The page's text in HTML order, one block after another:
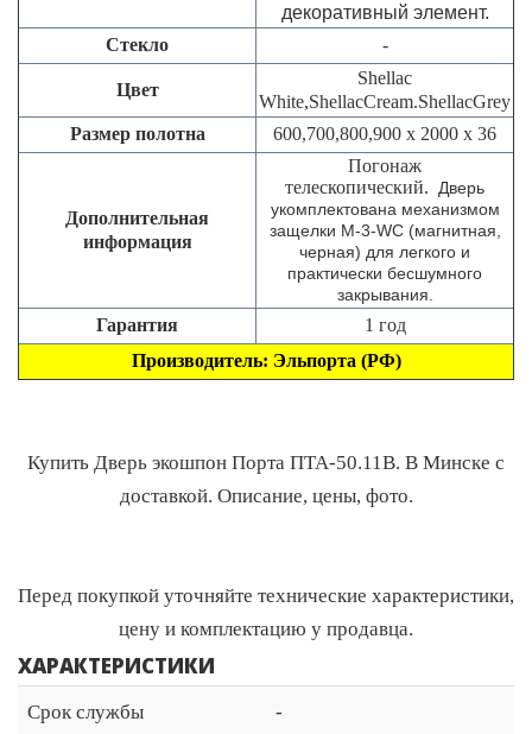
декоративный элемент.
Стекло
-
Цвет
Shellac
White,ShellacCream.ShellacGrey
Размер полотна
600,700,800,900 х 2000 х 36
Дополнительная
информация
Погонаж
телескопический.
Дверь
укомплектована механизмом
защелки M-3-WC (магнитная,
черная) для легкого и
практически бесшумного
закрывания.
Гарантия
1 год
Производитель: Эльпорта (РФ)
Купить Дверь экошпон Порта ПТА-50.11В. В Минске с
доставкой. Описание, цены, фото.
Перед покупкой уточняйте технические характеристики,
цену и комплектацию у продавца.
ХАРАКТЕРИСТИКИ
Срок службы -